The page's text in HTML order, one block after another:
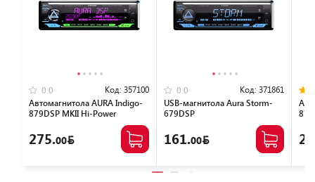
0.0 Код: 357100
Автомагнитола AURA Indigo-
879DSP MKII Hi-Power
275.00
0.0 Код: 371861
USB-магнитола Aura Storm-
679DSP
161.00